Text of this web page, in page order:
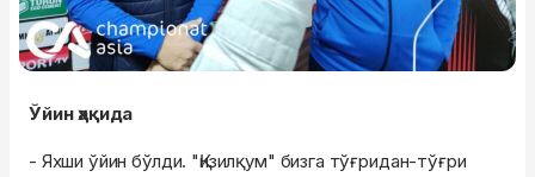
Ўйин ҳақида
- Яхши ўйин бўлди. "Қизилқум" бизга тўғридан-тўғри